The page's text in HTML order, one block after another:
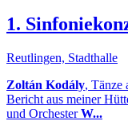
1.
Reutlingen, Stadthalle
Zoltán Kodály, Tänze
Bericht aus meiner
und OrchesterW...